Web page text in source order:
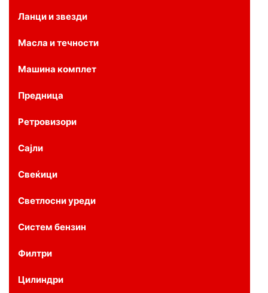
Ланци и звезди
Масла и течности
Машина комплет
Предница
Ретровизори
Сајли
Свеќици
Светлосни уреди
Систем бензин
Филтри
Цилиндри